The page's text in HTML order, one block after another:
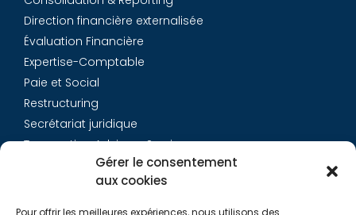
Gérer le consentement
aux cookies
Pour offrir les meilleures expériences, nous utilisons des
Direction financière externalisée
Évaluation Financière
Expertise-Comptable
Paie et Social
Restructuring
Secrétariat juridique
Transaction Advisory Services